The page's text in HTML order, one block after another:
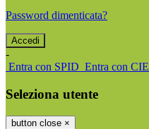
Password dimenticata?
-
Entra con SPID Entra con CIE
Seleziona utente
button close ×